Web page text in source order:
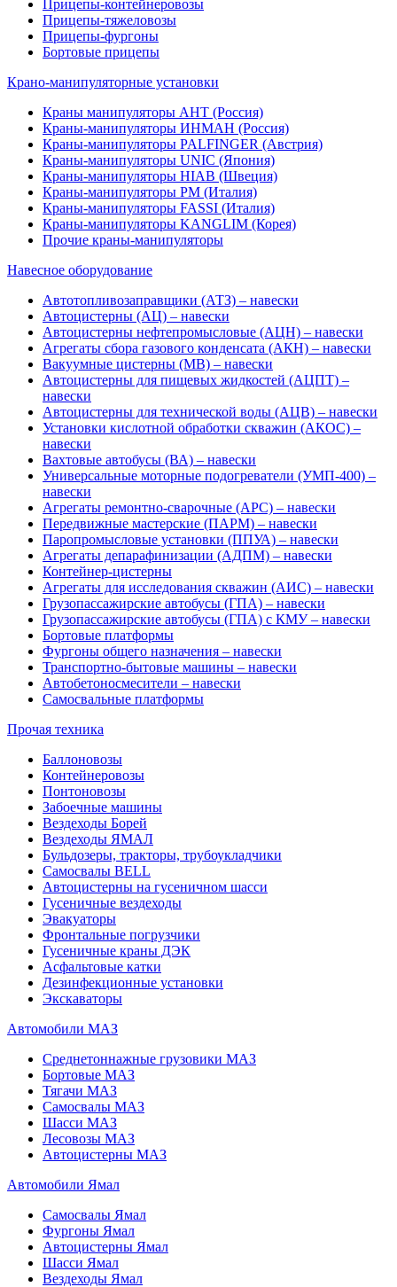
Прицепы-контейнеровозы
Прицепы-тяжеловозы
Прицепы-фургоны
Бортовые прицепы
Крано-манипуляторные установки
Краны манипуляторы АНТ (Россия)
Краны-манипуляторы ИНМАН (Россия)
Краны-манипуляторы PALFINGER (Австрия)
Краны-манипуляторы UNIC (Япония)
Краны-манипуляторы HIAB (Швеция)
Краны-манипуляторы PM (Италия)
Краны-манипуляторы FASSI (Италия)
Краны-манипуляторы KANGLIM (Корея)
Прочие краны-манипуляторы
Навесное оборудование
Автотопливозаправщики (АТЗ) – навески
Автоцистерны (АЦ) – навески
Автоцистерны нефтепромысловые (АЦН) – навески
Агрегаты сбора газового конденсата (АКН) – навески
Вакуумные цистерны (МВ) – навески
Автоцистерны для пищевых жидкостей (АЦПТ) –
навески
Автоцистерны для технической воды (АЦВ) – навески
Установки кислотной обработки скважин (АКОС) –
навески
Вахтовые автобусы (ВА) – навески
Универсальные моторные подогреватели (УМП-400) –
навески
Агрегаты ремонтно-сварочные (АРС) – навески
Передвижные мастерские (ПАРМ) – навески
Паропромысловые установки (ППУА) – навески
Агрегаты депарафинизации (АДПМ) – навески
Контейнер-цистерны
Агрегаты для исследования скважин (АИС) – навески
Грузопассажирские автобусы (ГПА) – навески
Грузопассажирские автобусы (ГПА) с КМУ – навески
Бортовые платформы
Фургоны общего назначения – навески
Транспортно-бытовые машины – навески
Автобетоносмесители – навески
Самосвальные платформы
Прочая техника
Баллоновозы
Контейнеровозы
Понтоновозы
Забоечные машины
Вездеходы Борей
Вездеходы ЯМАЛ
Бульдозеры, тракторы, трубоукладчики
Самосвалы BELL
Автоцистерны на гусеничном шасси
Гусеничные вездеходы
Эвакуаторы
Фронтальные погрузчики
Гусеничные краны ДЭК
Асфальтовые катки
Дезинфекционные установки
Экскаваторы
Автомобили МАЗ
Среднетоннажные грузовики МАЗ
Бортовые МАЗ
Тягачи МАЗ
Самосвалы МАЗ
Шасси МАЗ
Лесовозы МАЗ
Автоцистерны МАЗ
Автомобили Ямал
Самосвалы Ямал
Фургоны Ямал
Автоцистерны Ямал
Шасси Ямал
Вездеходы Ямал